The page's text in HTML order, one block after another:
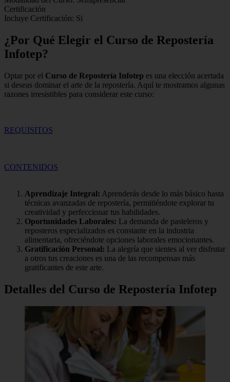
Certificación
Incluye Certificación: Si
¿Por Qué Elegir el Curso de Repostería
Infotep?
Optar por el Curso de Repostería Infotep es una elección acertada
si deseas dominar el arte de la repostería. Aquí te mostramos algunas
razones irresistibles para considerar este curso:
REQUISITOS
CONTENIDOS
Aprendizaje Integral: Aprenderás desde lo más básico hasta
técnicas avanzadas de repostería, permitiéndote explorar tu
creatividad y perfeccionar tus habilidades.
Oportunidades Laborales: La demanda de pasteleros y
reposteros especializados es constante en la industria
alimentaria, ofreciéndote opciones laborales emocionantes.
Gratificación Personal: La alegría que sientes al ver disfrutar
a otros tus creaciones es una de las recompensas más
gratificantes de este arte.
Detalles del Curso de Repostería Infotep